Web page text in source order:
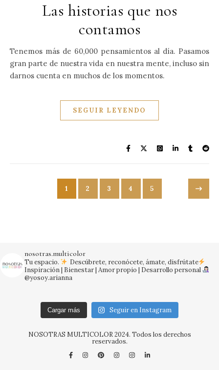
Las historias que nos
contamos
Tenemos más de 60,000 pensamientos al día. Pasamos
gran parte de nuestra vida en nuestra mente, incluso sin
darnos cuenta en muchos de los momentos.
SEGUIR LEYENDO
1 2 3 4 5
nosotras.multicolor
Tu espacio.
Descúbrete, reconócete, ámate, disfrútate
Inspiración | Bienestar | Amor propio | Desarrollo personal
@yosoy.arianna
Cargar más Seguir en Instagram
NOSOTRAS MULTICOLOR 2024. Todos los derechos
reservados.